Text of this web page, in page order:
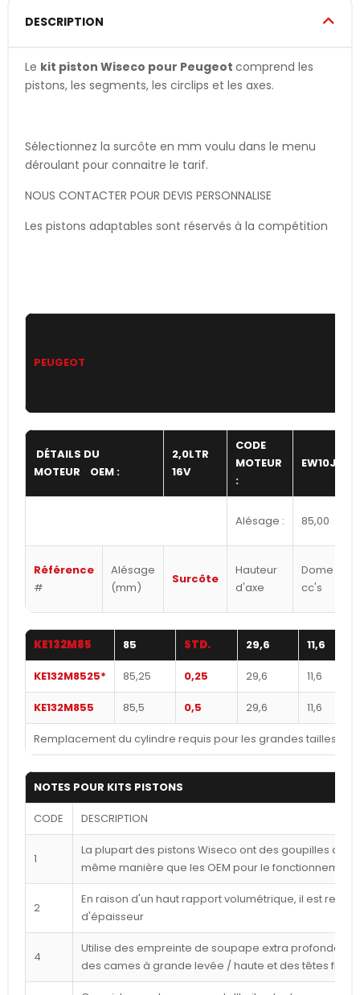
DESCRIPTION
Le kit piston Wiseco pour Peugeot comprend les
pistons, les segments, les circlips et les axes.
Sélectionnez la surcôte en mm voulu dans le menu
déroulant pour connaitre le tarif.
NOUS CONTACTER POUR DEVIS PERSONNALISE
Les pistons adaptables sont réservés à la compétition
PEUGEOT
DÉTAILS DU
MOTEUR OEM :
2,0LTR
16V
CODE
MOTEUR
:
Alésage : 85,00
Référence
#
Alésage
(mm)
Surcôte
Hauteur
d'axe
Dome /
cc's
KE132M85 85 STD. 29,6 11,6
KE132M8525* 85,25 0,25 29,6 11,6
KE132M855 85,5 0,5 29,6 11,6
Remplacement du cylindre requis pour les grandes tailles!
NOTES POUR KITS PISTONS
CODE DESCRIPTION
1
La plupart des pistons Wiseco ont des goupilles
même manière que les OEM pour le
2
En raison d'un haut rapport volumétrique, il est
d'épaisseur
4
Utilise des empreinte de soupape extra profondes
des cames à grande levée / haute et des têtes